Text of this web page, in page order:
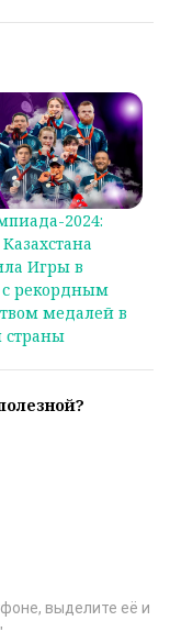
2024:
Игры в
рекордным
медалей в
страны
выделите её и